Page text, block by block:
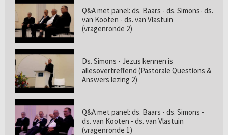
Q&A met panel: ds. Baars - ds. Simons- ds.
van Kooten - ds. van Vlastuin
(vragenronde 2)
Ds. Simons - Jezus kennen is
allesovertreffend (Pastorale Questions &
Answers lezing 2)
Q&A met panel: ds. Baars - ds. Simons -
ds. van Kooten - ds. van Vlastuin
(vragenronde 1)